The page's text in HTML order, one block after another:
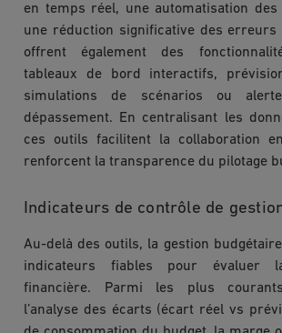
en temps réel, une automatisation
une réduction significative des erreurs
offrent également des
tableaux de bord interactifs,
simulations de scénarios ou
dépassement. En centralisant les
ces outils facilitent la collaboration
renforcent la transparence du pilotage
Indicateurs de contrôle de
Au-delà des outils, la gestion
indicateurs fiables pour évaluer
financière. Parmi les plus
l’analyse des écarts (écart réel vs